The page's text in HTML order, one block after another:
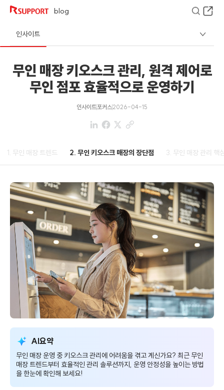
blog
인사이트
무인 매장 키오스크 관리, 원격 제어로
무인 점포 효율적으로 운영하기
인사이트포커스2026-04-15
1. 무인 매장 트렌드 2. 무인 키오스크 매장의 장단점 3. 무인 매장 관리 핵
AI요약
무인 매장 운영 중 키오스크 관리에 어려움을 겪고 계신가요? 최근 무인
매장 트렌드부터 효율적인 관리 솔루션까지, 운영 안정성을 높이는 방법
을 한눈에 확인해 보세요!